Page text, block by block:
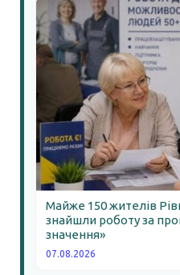
Майже 150 жителів
знайшли роботу за
значення»
07.08.2026